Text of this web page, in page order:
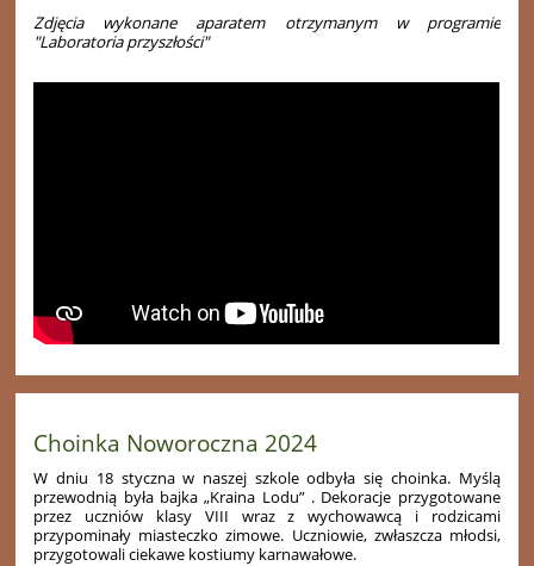
Zdjęcia wykonane aparatem otrzymanym w programie
"Laboratoria przyszłości"
Choinka Noworoczna 2024
W dniu 18 styczna w naszej szkole odbyła się choinka. Myślą
przewodnią była bajka „Kraina Lodu” . Dekoracje przygotowane
przez uczniów klasy VIII wraz z wychowawcą i rodzicami
przypominały miasteczko zimowe. Uczniowie, zwłaszcza młodsi,
przygotowali ciekawe kostiumy karnawałowe.